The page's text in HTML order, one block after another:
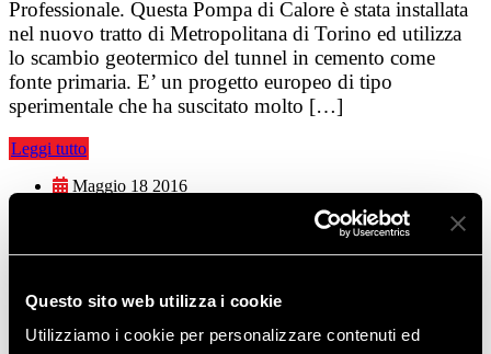
Questo sito web utilizza i cookie
Utilizziamo i cookie per personalizzare contenuti ed
Professionale. Questa Pompa di Calore è stata installata
nel nuovo tratto di Metropolitana di Torino ed utilizza
lo scambio geotermico del tunnel in cemento come
fonte primaria. E’ un progetto europeo di tipo
sperimentale che ha suscitato molto […]
Leggi tutto
Maggio 18 2016
IL DILEMMA DI OGNI PROGETTISTA E
termica a 55°C per fare sia riscaldamento che ACS